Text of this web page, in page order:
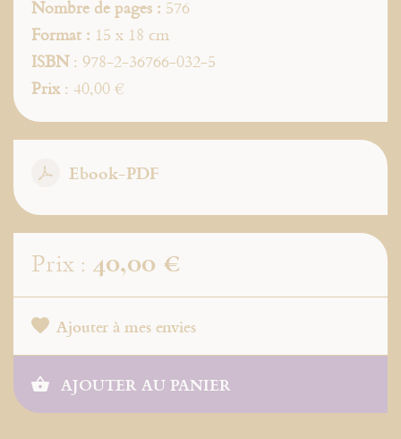
Nombre de pages : 576
Format : 15 x 18 cm
ISBN: 978-2-36766-032-5
Prix: 40,00 €
Ebook-PDF
Prix : 40,00 €
Ajouter à mes envies
AJOUTER AU PANIER